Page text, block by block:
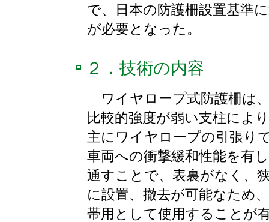
で、日本の防護柵設置基準
が必要となった。
２．技術の内容
ワイヤロープ式防護柵は
比較的強度が弱い支柱によ
主にワイヤロープの引張り
車両への衝撃緩和性能を有
通すことで、表裏がなく、
に設置、撤去が可能なため
帯用として使用することが